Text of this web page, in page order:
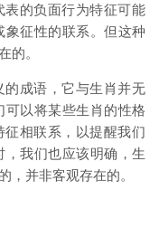
表的负面行为特征可能
征性的联系。但这种
的。
的成语，它与生肖并无
以将某些生肖的性格
征相联系，以提醒我们
我们也应该明确，生
，并非客观存在的。